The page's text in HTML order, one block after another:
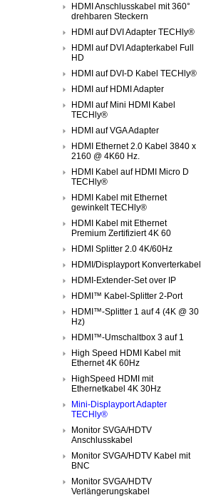
HDMI Anschlusskabel mit 360°
drehbaren Steckern
HDMI auf DVI Adapter TECHly®
HDMI auf DVI Adapterkabel Full
HD
HDMI auf DVI-D Kabel TECHly®
HDMI auf HDMI Adapter
HDMI auf Mini HDMI Kabel
TECHly®
HDMI auf VGA Adapter
HDMI Ethernet 2.0 Kabel 3840 x
2160 @ 4K60 Hz.
HDMI Kabel auf HDMI Micro D
TECHly®
HDMI Kabel mit Ethernet
gewinkelt TECHly®
HDMI Kabel mit Ethernet
Premium Zertifiziert 4K 60
HDMI Splitter 2.0 4K/60Hz
HDMI/Displayport Konverterkabel
HDMI-Extender-Set over IP
HDMI™ Kabel-Splitter 2-Port
HDMI™-Splitter 1 auf 4 (4K @ 30
Hz)
HDMI™-Umschaltbox 3 auf 1
High Speed HDMI Kabel mit
Ethernet 4K 60Hz
HighSpeed HDMI mit
Ethernetkabel 4K 30Hz
Mini-Displayport Adapter
TECHly®
Monitor SVGA/HDTV
Anschlusskabel
Monitor SVGA/HDTV Kabel mit
BNC
Monitor SVGA/HDTV
Verlängerungskabel